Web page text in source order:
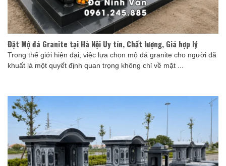
Đặt Mộ đá Granite tại Hà Nội Uy tín, Chất lượng, Giá hợp lý
Trong thế giới hiện đại, việc lựa chọn mộ đá granite cho người đã
khuất là một quyết định quan trọng không chỉ về mặt ...